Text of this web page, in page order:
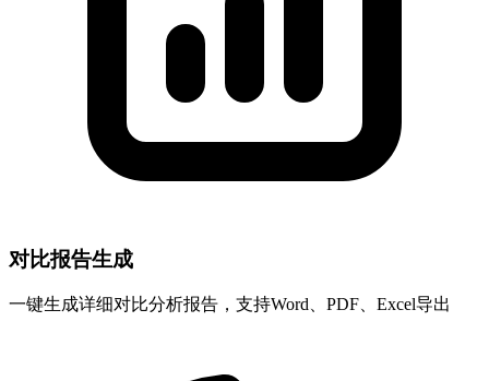
对比报告生成
一键生成详细对比分析报告，支持Word、PDF、Excel导出